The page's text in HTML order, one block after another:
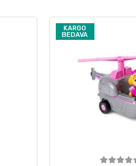
KARGO
BEDAVA